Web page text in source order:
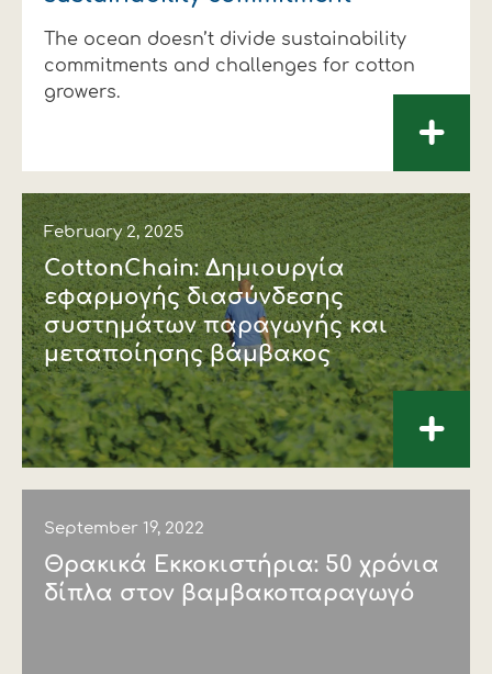
Financial data
Company structure
Development
Events
Contact
Contact usFOLLOW US
Exports
Conferences
Contact usFOLLOW US
Smart farming
Field consulting
Contact usFOLLOW US
Supply chain
Contact usFOLLOW US
Textiles - Clothing
Company news
Contact usFOLLOW US
Contact usFOLLOW US
The ocean doesn’t divide sustainability
commitments and challenges for cotton
growers.
+
February 2, 2025
CottonChain: Δημιουργία
εφαρμογής διασύνδεσης
συστημάτων παραγωγής και
μεταποίησης βάμβακος
+
September 19, 2022
Θρακικά Εκκοκιστήρια: 50 χρόνια
δίπλα στον βαμβακοπαραγωγό